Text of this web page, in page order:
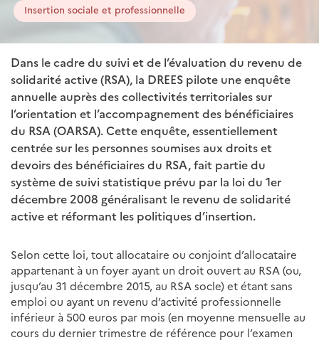
Insertion sociale et professionnelle
Dans le cadre du suivi et de l’évaluation du revenu de
solidarité active (RSA), la DREES pilote une enquête
annuelle auprès des collectivités territoriales sur
l’orientation et l’accompagnement des bénéficiaires
du RSA (OARSA). Cette enquête, essentiellement
centrée sur les personnes soumises aux droits et
devoirs des bénéficiaires du RSA, fait partie du
système de suivi statistique prévu par la loi du 1er
décembre 2008 généralisant le revenu de solidarité
active et réformant les politiques d’insertion.
Selon cette loi, tout allocataire ou conjoint d’allocataire
appartenant à un foyer ayant un droit ouvert au RSA (ou,
jusqu’au 31 décembre 2015, au RSA socle) et étant sans
emploi ou ayant un revenu d’activité professionnelle
inférieur à 500 euros par mois (en moyenne mensuelle au
cours du dernier trimestre de référence pour l’examen